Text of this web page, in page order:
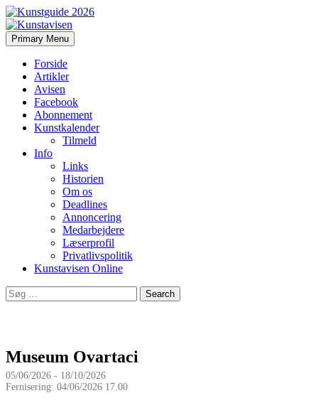
Kunstavisen
Search
Primary Menu Skip
to
Forside
Artikler
Avisen
Facebook
Abonnement
Kunstkalender
Tilmeld
Info
Links
Historien
Om os
Deadlines
Annoncering
Medarbejdere
Læserprofil
Privatlivspolitik
Kunstavisen Online
Search
for:
Museum Ovartaci
05/06/2026 - 18/10/2026
Fernisering: 04/06/2026 17.00